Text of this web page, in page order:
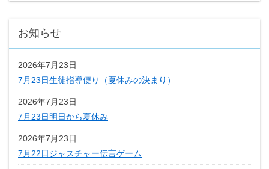
お知らせ
2026年7月23日
7月23日生徒指導便り（夏休みの決まり）
2026年7月23日
7月23日明日から夏休み
2026年7月23日
7月22日ジャスチャー伝言ゲーム